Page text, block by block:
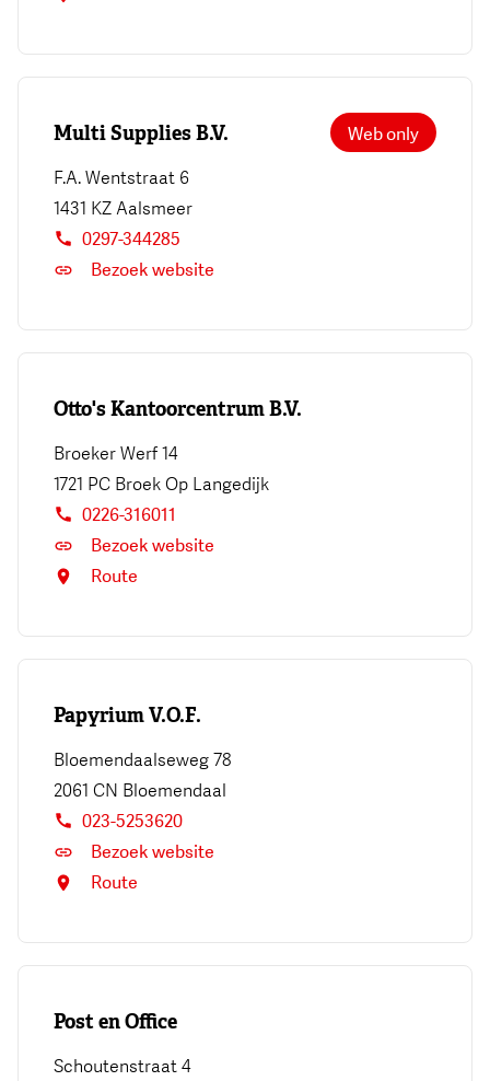
Web only
Multi Supplies B.V.
F.A. Wentstraat 6
1431 KZAalsmeer
0297-344285
Bezoek website
Otto's Kantoorcentrum B.V.
Broeker Werf 14
1721 PC Broek Op Langedijk
0226-316011
Bezoek website
Route
Papyrium V.O.F.
Bloemendaalseweg 78
2061 CN Bloemendaal
023-5253620
Bezoek website
Route
Post en Office
Schoutenstraat 4